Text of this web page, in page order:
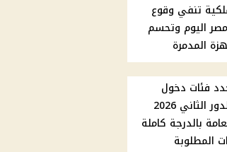
تنفي وقوع
اليوم وتحسم
المدمرة
فئات دخول
امتحانات الدور الثاني 2026
بالدرجة كاملة
المطلوبة